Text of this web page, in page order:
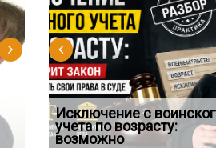
Документи, на яких не
проставляється апостиль:
пер
Переоформлення
відстрочки за іншою
підставою: нов
Исключение с
учета по возрасту:
возможно
Восьмий ААС
підтвердив, що
скас